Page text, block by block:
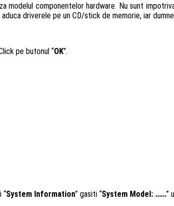
componentelor hardware. Nu sunt
driverele pe un CD/stick de memorie, iar
pe butonul “OK”.
“System Information” gasiti “System Model: ……”